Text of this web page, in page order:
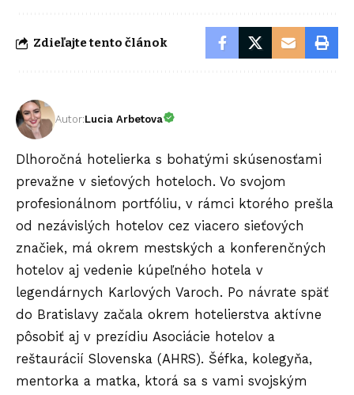
Zdieľajte tento článok
Autor:Lucia Arbetova
Dlhoročná hotelierka s bohatými skúsenosťami
prevažne v sieťových hoteloch. Vo svojom
profesionálnom portfóliu, v rámci ktorého prešla
od nezávislých hotelov cez viacero sieťových
značiek, má okrem mestských a konferenčných
hotelov aj vedenie kúpeľného hotela v
legendárnych Karlových Varoch. Po návrate späť
do Bratislavy začala okrem hotelierstva aktívne
pôsobiť aj v prezídiu Asociácie hotelov a
reštaurácií Slovenska (AHRS). Šéfka, kolegyňa,
mentorka a matka, ktorá sa s vami svojským